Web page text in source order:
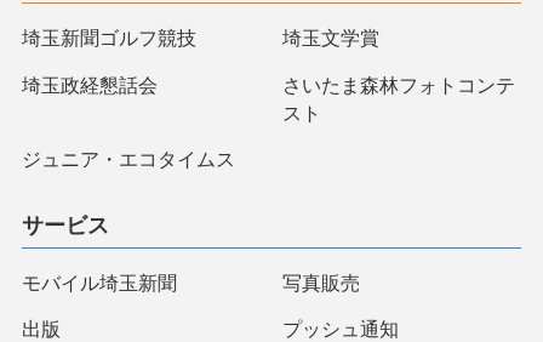
埼玉新聞ゴルフ競技 埼玉文学賞
埼玉政経懇話会
さいたま森林フォトコンテ
スト
ジュニア・エコタイムス
サービス
モバイル埼玉新聞 写真販売
出版 プッシュ通知